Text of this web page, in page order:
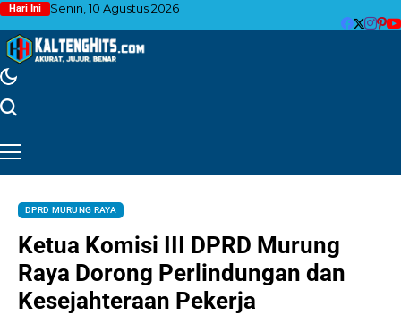
Hari Ini Senin, 10 Agustus 2026
DPRD MURUNG RAYA
Ketua Komisi III DPRD Murung
Raya Dorong Perlindungan dan
Kesejahteraan Pekerja